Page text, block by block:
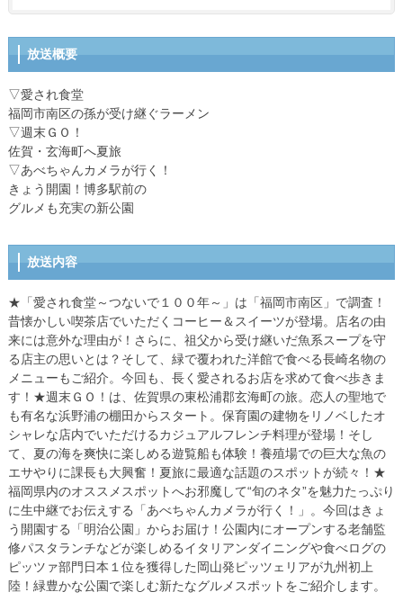
放送概要
▽愛され食堂
福岡市南区の孫が受け継ぐラーメン
▽週末ＧＯ！
佐賀・玄海町へ夏旅
▽あべちゃんカメラが行く！
きょう開園！博多駅前の
グルメも充実の新公園
放送内容
★「愛され食堂～つないで１００年～」は「福岡市南区」で調査！
昔懐かしい喫茶店でいただくコーヒー＆スイーツが登場。店名の由
来には意外な理由が！さらに、祖父から受け継いだ魚系スープを守
る店主の思いとは？そして、緑で覆われた洋館で食べる長崎名物の
メニューもご紹介。今回も、長く愛されるお店を求めて食べ歩きま
す！★週末ＧＯ！は、佐賀県の東松浦郡玄海町の旅。恋人の聖地で
も有名な浜野浦の棚田からスタート。保育園の建物をリノベしたオ
シャレな店内でいただけるカジュアルフレンチ料理が登場！そし
て、夏の海を爽快に楽しめる遊覧船も体験！養殖場での巨大な魚の
エサやりに課長も大興奮！夏旅に最適な話題のスポットが続々！★
福岡県内のオススメスポットへお邪魔して“旬のネタ”を魅力たっぷり
に生中継でお伝えする「あべちゃんカメラが行く！」。今回はきょ
う開園する「明治公園」からお届け！公園内にオープンする老舗監
修パスタランチなどが楽しめるイタリアンダイニングや食べログの
ピッツァ部門日本１位を獲得した岡山発ピッツェリアが九州初上
陸！緑豊かな公園で楽しむ新たなグルメスポットをご紹介します。